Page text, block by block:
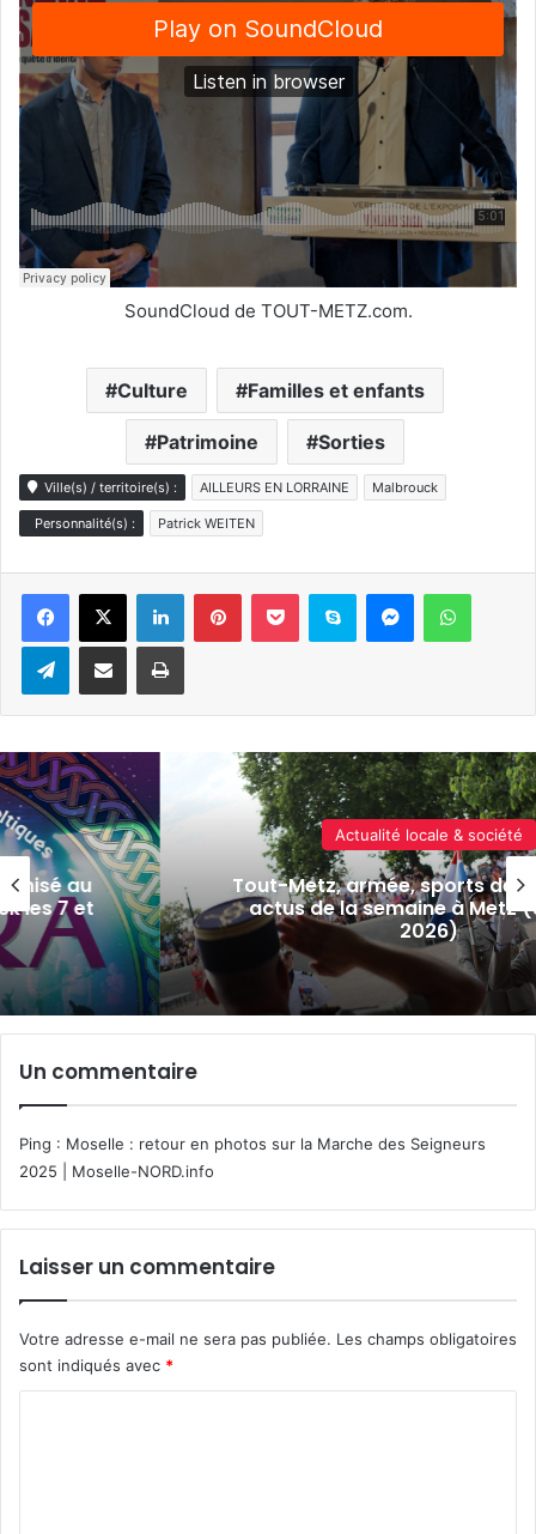
SoundCloud de TOUT-METZ.com.
Culture Familles et enfants
Patrimoine Sorties
Ville(s) / territoire(s) : AILLEURS EN LORRAINE Malbrouck
Personnalité(s) : Patrick WEITEN
LinkedinPinterestPocket Skype Messenger
TelegramPartager par e-mail Imprimer
au
7 et
Actualité locale & société
Tout-Metz, armée, sports de
actus de la semaine à Metz (31
2026)
Un commentaire
Ping : Moselle : retour en photos sur la Marche des Seigneurs
2025 | Moselle-NORD.info
Laisser un commentaire
Votre adresse e-mail ne sera pas publiée. Les champs obligatoires
sont indiqués avec *